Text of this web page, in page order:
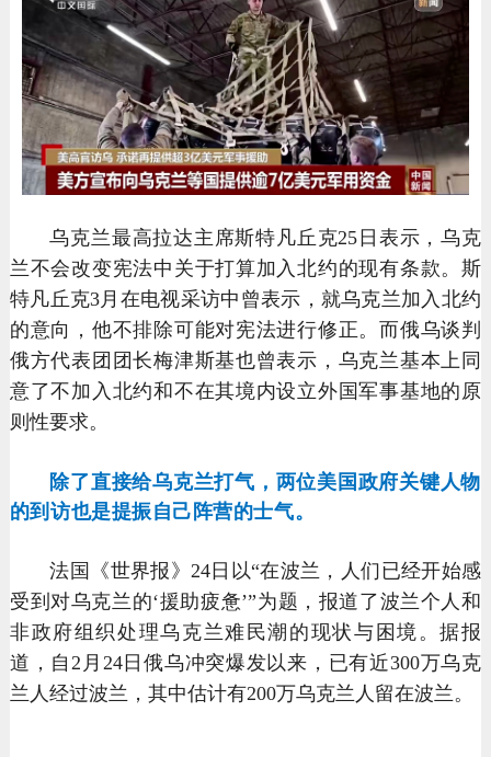
乌克兰最高拉达主席斯特凡丘克25日表示，乌克
兰不会改变宪法中关于打算加入北约的现有条款。斯
特凡丘克3月在电视采访中曾表示，就乌克兰加入北约
的意向，他不排除可能对宪法进行修正。而俄乌谈判
俄方代表团团长梅津斯基也曾表示，乌克兰基本上同
意了不加入北约和不在其境内设立外国军事基地的原
则性要求。
除了直接给乌克兰打气，两位美国政府关键人物
的到访也是提振自己阵营的士气。
法国《世界报》24日以“在波兰，人们已经开始感
受到对乌克兰的‘援助疲惫’”为题，报道了波兰个人和
非政府组织处理乌克兰难民潮的现状与困境。据报
道，自2月24日俄乌冲突爆发以来，已有近300万乌克
兰人经过波兰，其中估计有200万乌克兰人留在波兰。